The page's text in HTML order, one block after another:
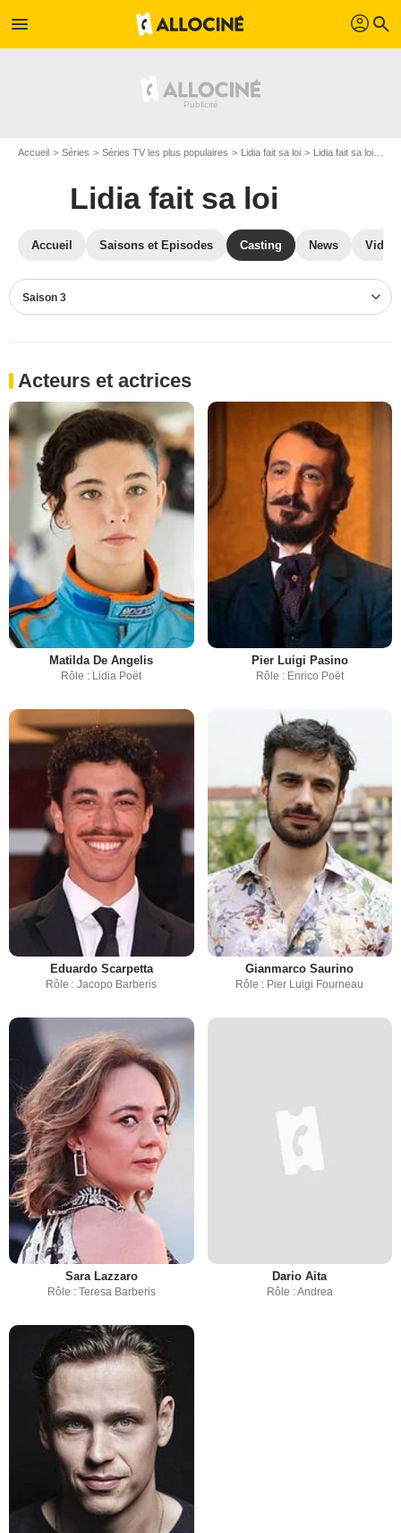
menu profil search
Accueil Séries Séries TV les plus populaires Lidia fait sa loi Lidia fait sa loi S03
Lidia fait sa loi
Accueil Saisons et Episodes Casting News
Saison 3
Acteurs et actrices
Matilda De Angelis
Rôle : Lidia Poët
Pier Luigi Pasino
Rôle : Enrico Poët
Eduardo Scarpetta
Rôle : Jacopo Barberis
Gianmarco Saurino
Rôle : Pier Luigi Fourneau
Sara Lazzaro
Rôle : Teresa Barberis
Dario Aita
Rôle : Andrea